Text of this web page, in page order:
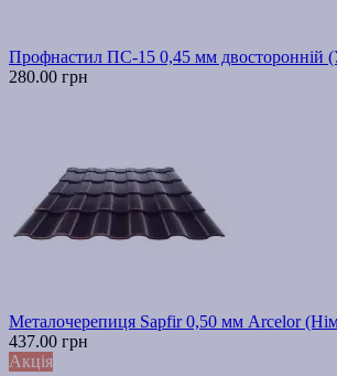
Профнастил ПС-15 0,45 мм двосторонній
280.00 грн
Металочерепиця Sapfir 0,50 мм Arcelor
437.00 грн
Акція